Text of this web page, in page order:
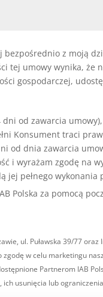
z moją
tej umowy wynika, że
gospodarczej,
od zawarcia
Konsument traci
od dnia zawarcia
i wyrażam zgodę na
pełnego wykonania
Polska za pomocą
ul. Puławska 39/77
w celu marketingu
Partnerom IAB
ich usunięcia lub